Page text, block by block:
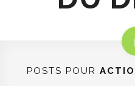
POSTS POUR